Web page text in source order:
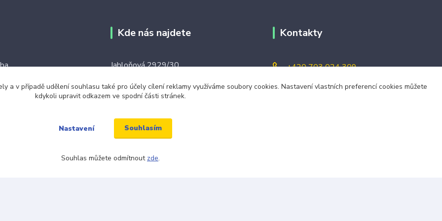
tkaniček
Kde nás najdete
Jabloňová 2929/30
(na této adrese není prodejna ani výdejní
Kontakty
+420 703 024 309
objednavky@zavazuj.cz
a v případě udělení souhlasu také pro účely cílení reklamy využíváme soubory cookies. Nastavení vlastních preferencí cookies můžete
kdykoli upravit odkazem ve spodní části stránek.
Nastavení Souhlasím
Souhlas můžete odmítnout zde.